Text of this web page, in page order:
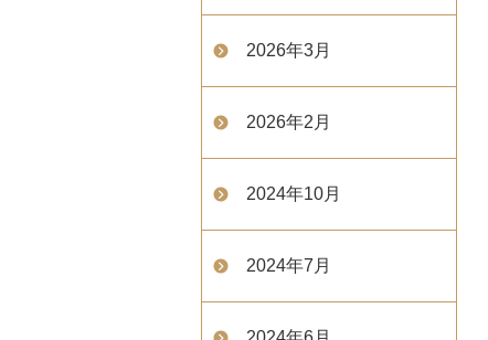
2026年3月
2026年2月
2024年10月
2024年7月